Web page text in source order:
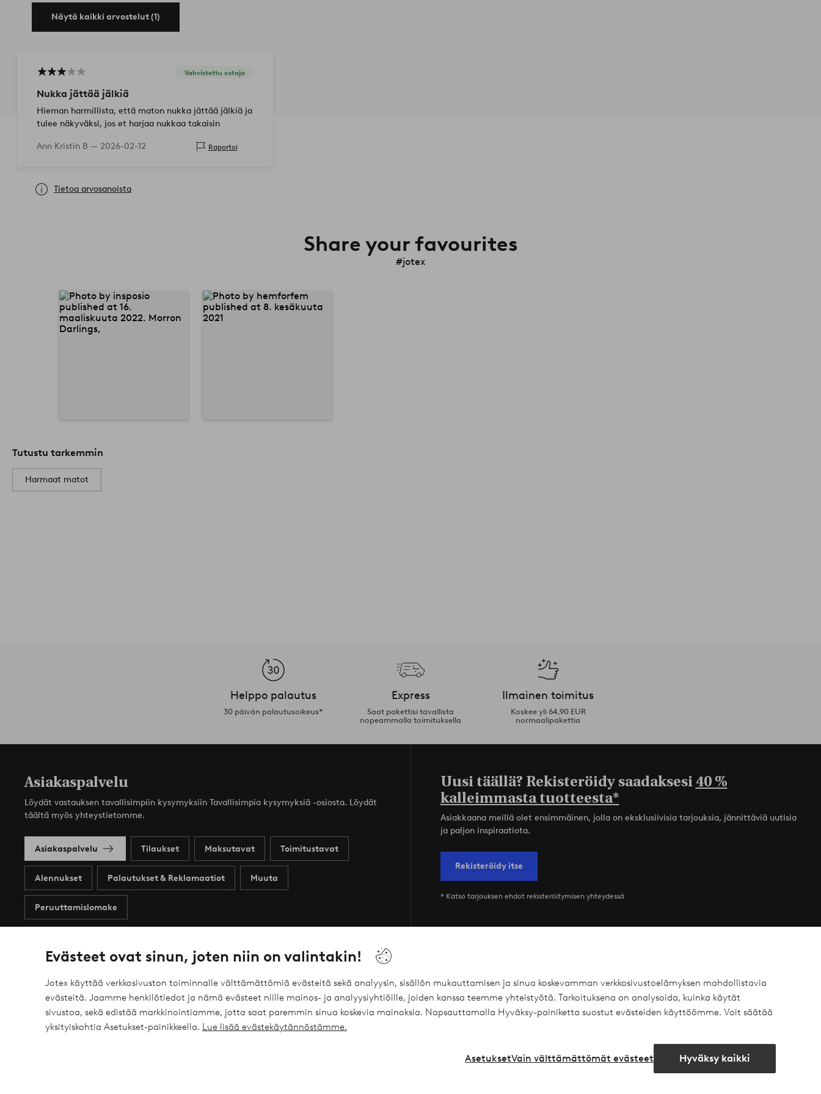
Evästeet ovat sinun, joten niin on valintakin!
Jotex käyttää verkkosivuston toiminnalle välttämättömiä evästeitä sekä analyysin, sisällön mukauttamisen ja sinua koskevamman verkkosivustoelämyksen mahdollistavia
evästeitä. Jaamme henkilötiedot ja nämä evästeet niille mainos- ja analyysiyhtiöille, joiden kanssa teemme yhteistyötä. Tarkoituksena on analysoida, kuinka käytät
sivustoa, sekä edistää markkinointiamme, jotta saat paremmin sinua koskevia mainoksia. Napsauttamalla Hyväksy-painiketta suostut evästeiden käyttöömme. Voit säätää
yksityiskohtia Asetukset-painikkeella. Lue lisää evästekäytännöstämme.
Hyväksy kaikki
Vain välttämättömät evästeet
Asetukset
Näytä kaikki arvostelut (1)
Vahvistettu ostaja
Nukka jättää jälkiä
Hieman harmillista, että maton nukka jättää jälkiä ja
tulee näkyväksi, jos et harjaa nukkaa takaisin
Ann Kristin B — 2026-02-12 Raportoi
Tietoa arvosanoista
Share your favourites
#jotex
Tutustu tarkemmin
Harmaat matot
Helppo palautus
30 päivän palautusoikeus*
Express
Saat pakettisi tavallista
nopeammalla toimituksella
Ilmainen toimitus
Koskee yli 64,90 EUR
normaalipakettia
Asiakaspalvelu
Löydät vastauksen tavallisimpiin kysymyksiin Tavallisimpia kysymyksiä -osiosta. Löydät
täältä myös yhteystietomme.
Asiakaspalvelu Tilaukset Maksutavat Toimitustavat
Alennukset Palautukset & Reklamaatiot Muuta
Peruuttamislomake
Uusi täällä? Rekisteröidy saadaksesi40 %
kalleimmasta tuotteesta*
Asiakkaana meillä olet ensimmäinen, jolla on eksklusiivisia tarjouksia, jännittäviä uutisia
ja paljon inspiraatiota.
Rekisteröidy itse
* Katso tarjouksen ehdot rekisteröitymisen yhteydessä
Omat sivut
Profiilini
Tapahtumat
Tietoa Jotexista
Tietoa Jotexista
Tietoa Ellos Groupista
Palvelumme
Joustavat maksutavat Elpyn kautta
Ellos Vakuutukset
Ehdot
Yleiset ehdot - Yksityisasiakas
Ystävät
Ellos